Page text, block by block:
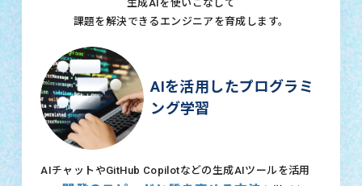
生成AIを使いこなして
課題を解決できるエンジニアを育成します。
AIを活用したプログラミ
ング学習
AIチャットやGitHub Copilotなどの生成AIツールを活用